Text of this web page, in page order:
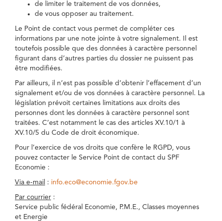
de limiter le traitement de vos données,
de vous opposer au traitement.
Le Point de contact vous permet de compléter ces
informations par une note jointe à votre signalement. Il est
toutefois possible que des données à caractère personnel
figurant dans d’autres parties du dossier ne puissent pas
être modifiées.
Par ailleurs, il n’est pas possible d’obtenir l’effacement d’un
signalement et/ou de vos données à caractère personnel. La
législation prévoit certaines limitations aux droits des
personnes dont les données à caractère personnel sont
traitées. C’est notamment le cas des articles XV.10/1 à
XV.10/5 du Code de droit économique.
Pour l’exercice de vos droits que confère le RGPD, vous
pouvez contacter le Service Point de contact du SPF
Economie :
Via e-mail : info.eco@economie.fgov.be
Par courrier :
Service public fédéral Economie, P.M.E., Classes moyennes
et Energie